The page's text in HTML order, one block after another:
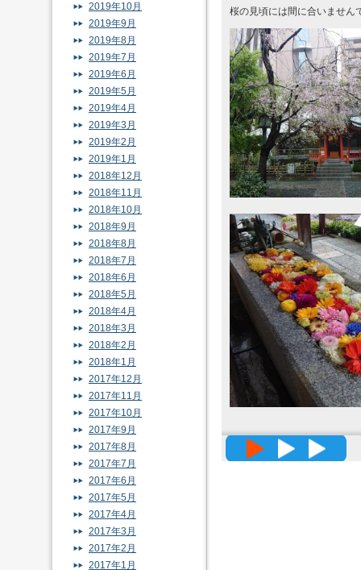
桜の見頃には間に合いませ
高精度メ
2019年10月
2019年9月
2019年8月
2019年7月
2019年6月
2019年5月
2019年4月
2019年3月
2019年2月
2019年1月
2018年12月
2018年11月
2018年10月
2018年9月
2018年8月
2018年7月
2018年6月
2018年5月
2018年4月
2018年3月
2018年2月
2018年1月
2017年12月
2017年11月
2017年10月
2017年9月
2017年8月
2017年7月
2017年6月
2017年5月
2017年4月
2017年3月
2017年2月
2017年1月